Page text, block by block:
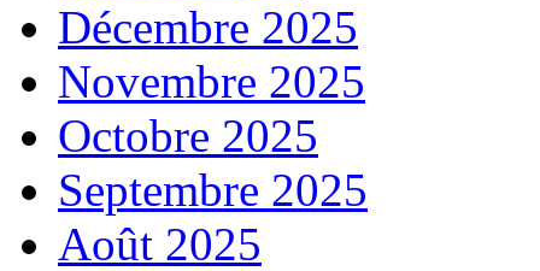
Décembre 2025
Novembre 2025
Octobre 2025
Septembre 2025
Août 2025